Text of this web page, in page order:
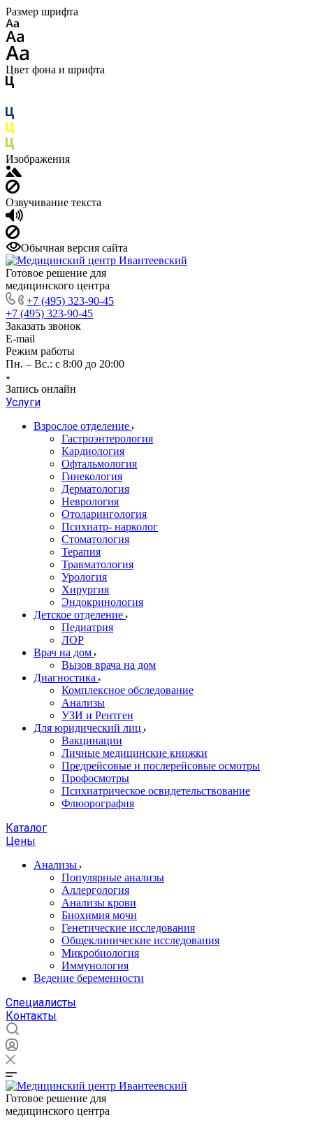
Размер шрифта
Цвет фона и шрифта
Изображения
Озвучивание текста
Обычная версия сайта
Готовое решение для
медицинского центра
+7 (495) 323-90-45
+7 (495) 323-90-45
Заказать звонок
E-mail
Режим работы
Пн. – Вс.: с 8:00 до 20:00
Запись онлайн
Услуги
Взрослое отделение
Гастроэнтерология
Кардиология
Офтальмология
Гинекология
Дерматология
Неврология
Отоларингология
Психиатр- нарколог
Стоматология
Терапия
Травматология
Урология
Хирургия
Эндокринология
Детское отделение
Педиатрия
ЛОР
Врач на дом
Вызов врача на дом
Диагностика
Комплексное обследование
Анализы
УЗИ и Рентген
Для юридический лиц
Вакцинации
Личные медицинские книжки
Предрейсовые и послерейсовые осмотры
Профосмотры
Психиатрическое освидетельствование
Флюорография
Каталог
Цены
Анализы
Популярные анализы
Аллергология
Анализы крови
Биохимия мочи
Генетические исследования
Общеклинические исследования
Микробиология
Иммунология
Ведение беременности
Специалисты
Контакты
Готовое решение для
медицинского центра